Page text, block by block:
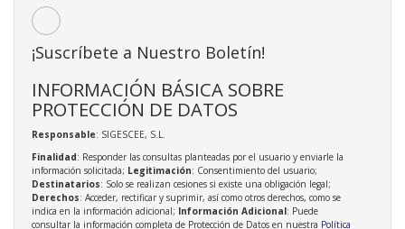
¡Suscríbete a Nuestro Boletín!
INFORMACIÓN BÁSICA SOBRE
PROTECCIÓN DE DATOS
Responsable: SIGESCEE, S.L.
Finalidad: Responder las consultas planteadas por el usuario y enviarle la
información solicitada; Legitimación: Consentimiento del usuario;
Destinatarios: Solo se realizan cesiones si existe una obligación legal;
Derechos: Acceder, rectificar y suprimir, así como otros derechos, como se
indica en la información adicional; Información Adicional: Puede
consultar la información completa de Protección de Datos en nuestra Política